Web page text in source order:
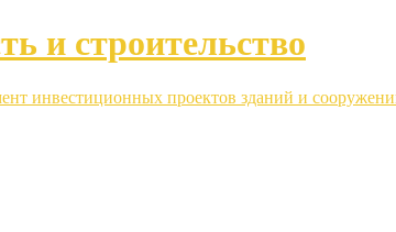
и строительство
инвестиционных проектов зданий и